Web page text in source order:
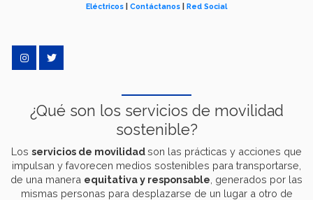
Eléctricos
Contáctanos Red Social
¿Qué son los servicios de movilidad
sostenible?
Los servicios de movilidadson las prácticas y acciones que
impulsan y favorecen medios sostenibles para transportarse,
de una manera equitativa y responsable , generados por las
mismas personas para desplazarse de un lugar a otro de